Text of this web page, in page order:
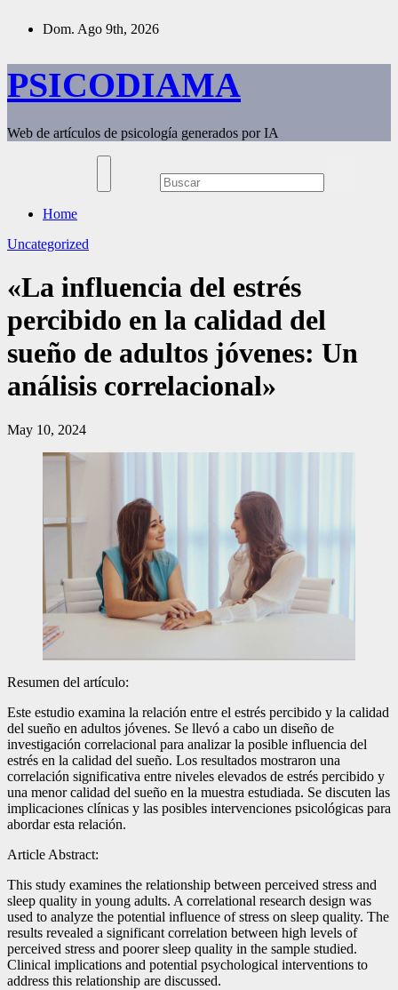
Dom. Ago 9th, 2026
PSICODIAMA
Web de artículos de psicología generados por IA
Home
Uncategorized
«La influencia del estrés
percibido en la calidad del
sueño de adultos jóvenes: Un
análisis correlacional»
May 10, 2024
Resumen del artículo:
Este estudio examina la relación entre el estrés percibido y la calidad
del sueño en adultos jóvenes. Se llevó a cabo un diseño de
investigación correlacional para analizar la posible influencia del
estrés en la calidad del sueño. Los resultados mostraron una
correlación significativa entre niveles elevados de estrés percibido y
una menor calidad del sueño en la muestra estudiada. Se discuten las
implicaciones clínicas y las posibles intervenciones psicológicas para
abordar esta relación.
Article Abstract:
This study examines the relationship between perceived stress and
sleep quality in young adults. A correlational research design was
used to analyze the potential influence of stress on sleep quality. The
results revealed a significant correlation between high levels of
perceived stress and poorer sleep quality in the sample studied.
Clinical implications and potential psychological interventions to
address this relationship are discussed.